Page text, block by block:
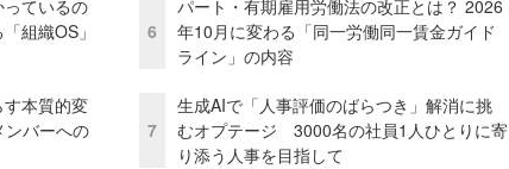
ているの
組織OS」
本質的変
ンバーへの
6
パート・有期雇用労働法の改正とは？ 2026
年10月に変わる「同一労働同一賃金ガイド
ライン」の内容
7
生成AIで「人事評価のばらつき」解消に挑
むオプテージ 3000名の社員1人ひとりに寄
り添う人事を目指して